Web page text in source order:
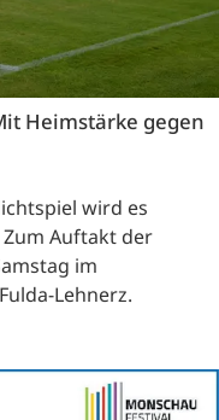
Heimstärke gegen
wird es
Auftakt der
im
Lehnerz.